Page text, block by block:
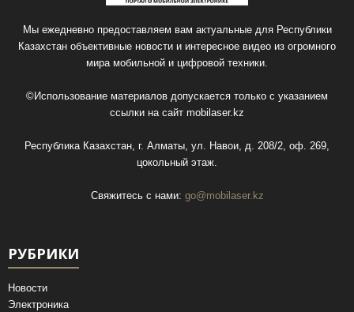
Мы ежедневно предоставляем вам актуальные для Республики
Казахстан объективные новости и интересное видео из огромного
мира мобильной и цифровой техники.
©Использование материалов допускается только с указанием
ссылки на сайт mobilaser.kz
Республика Казахстан, г. Алматы, ул. Навои, д. 208/2, оф. 269,
цокольный этаж.
Свяжитесь с нами: go@mobilaser.kz
РУБРИКИ
Новости
Электроника